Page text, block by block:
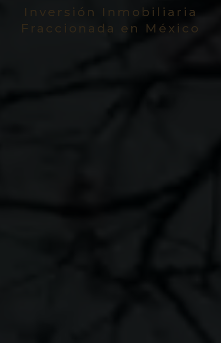
Inversión Inmobiliaria
Fraccionada en México